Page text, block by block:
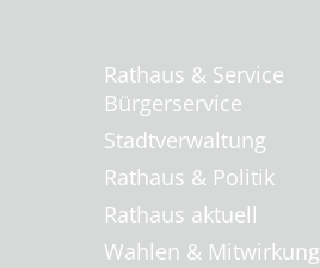
Rathaus & Service
Bürgerservice
Stadtverwaltung
Rathaus & Politik
Rathaus aktuell
Wahlen & Mitwirkung